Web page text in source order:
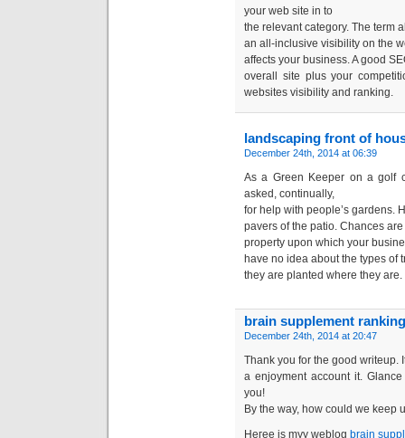
your web site in to
the relevant category. The term
an all-inclusive visibility on the
affects your business. A good
overall site plus your
websites visibility and ranking.
landscaping front of
December 24th, 2014 at 06:39
As a Green Keeper on a golf
asked, continually,
for help with people’s gardens.
pavers of the patio. Chances
property upon which your
have no idea about the types of
they are planted where they are.
brain supplement
December 24th, 2014 at 20:47
Thank you fоr the good writeup.
a enjoyment acсоunt it.
you!
By the way, how could we keep
Heгee is myy weblоg brain